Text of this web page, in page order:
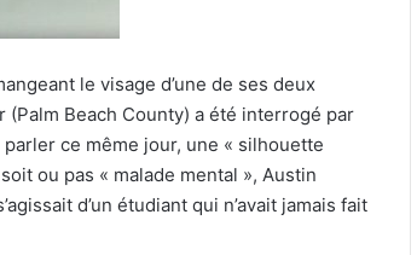
le visage d’une de ses deux
Beach County) a été interrogé par
ce même jour, une « silhouette
ou pas « malade mental », Austin
d’un étudiant qui n’avait jamais fait